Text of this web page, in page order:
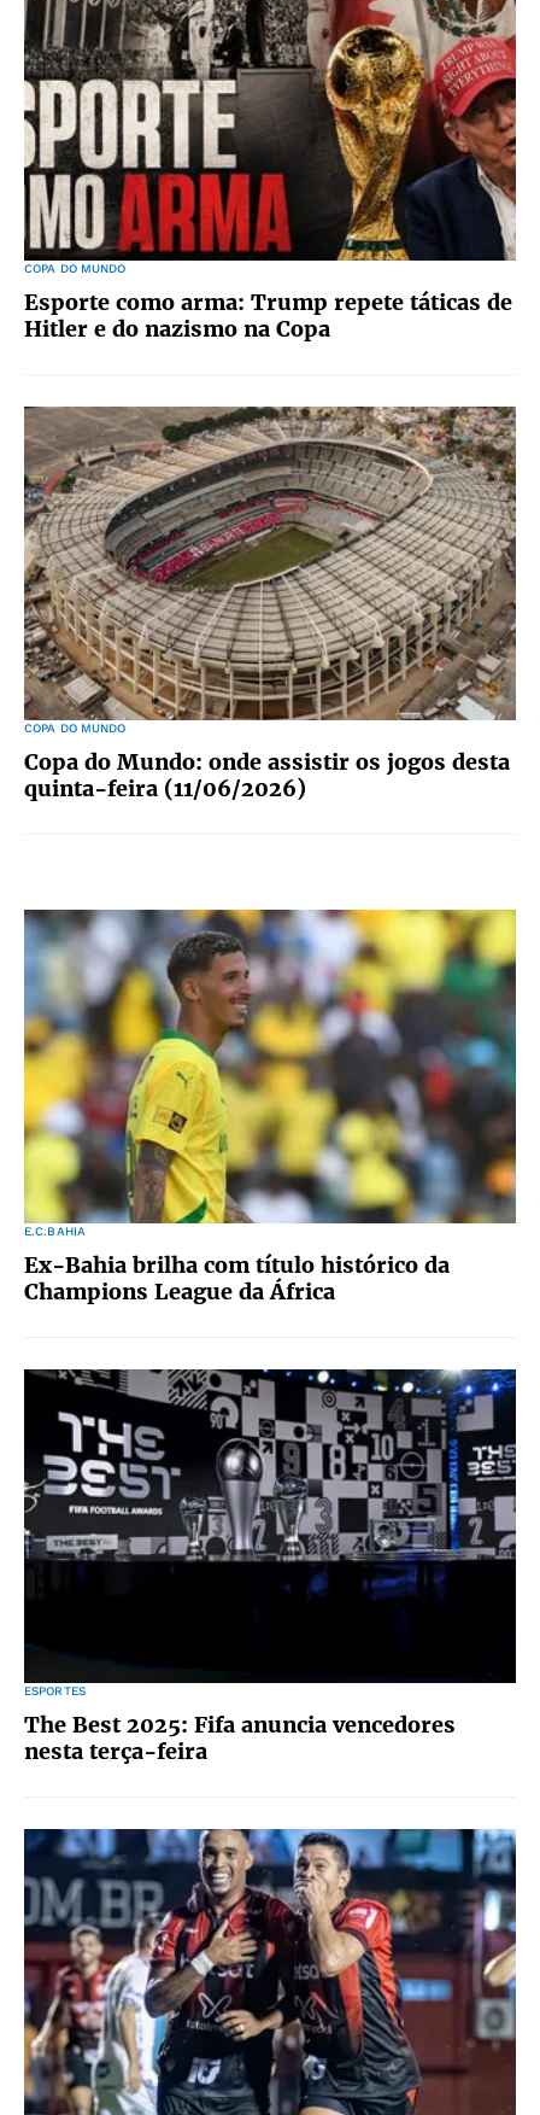
COPA DO MUNDO
Esporte como arma: Trump repete táticas de
Hitler e do nazismo na Copa
COPA DO MUNDO
Copa do Mundo: onde assistir os jogos desta
quinta-feira (11/06/2026)
E.C.BAHIA
Ex-Bahia brilha com título histórico da
Champions League da África
ESPORTES
The Best 2025: Fifa anuncia vencedores
nesta terça-feira